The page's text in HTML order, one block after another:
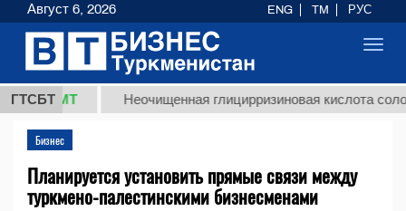
ГТСБТ Неочищенная глицирризиновая кислота
Бизнес
Планируется установить прямые связи между
туркмено-палестинскими бизнесменами
Август 6, 2026 ENG TM РУС